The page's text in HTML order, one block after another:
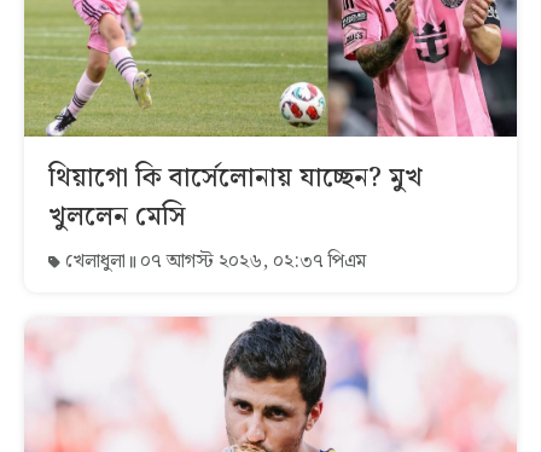
থিয়াগো কি বার্সেলোনায় যাচ্ছেন? মুখ
খুললেন মেসি
খেলাধুলা ০৭ আগস্ট ২০২৬, ০২:৩৭ পিএম